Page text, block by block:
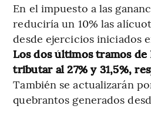
En el impuesto a las
reduciría un 10% las
desde ejercicios iniciados
Los dos últimos tramos de
tributar al 27% y 31,5%,
También se actualizarán
quebrantos generados